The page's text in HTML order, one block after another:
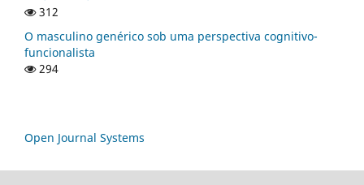
312
O masculino genérico sob uma perspectiva cognitivo-
funcionalista
294
Open Journal Systems